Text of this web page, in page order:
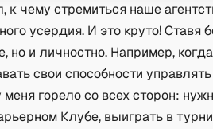
к чему стремиться наше
усердия. И это круто! Ставя
но и личностно. Например,
свои способности
меня горело со всех сторон:
Клубе, выиграть в